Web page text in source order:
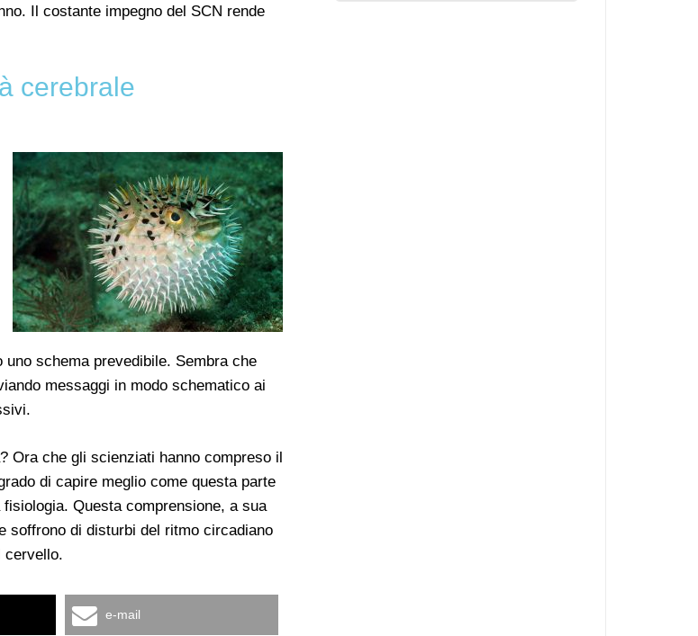
Il costante impegno del SCN rende
cerebrale
schema prevedibile. Sembra che
messaggi in modo schematico ai
Ora che gli scienziati hanno compreso il
di capire meglio come questa parte
Questa comprensione, a sua
soffrono di disturbi del ritmo circadiano
cervello.
e-mail